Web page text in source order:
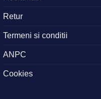
Retur
Termeni si conditii
ANPC
Cookies